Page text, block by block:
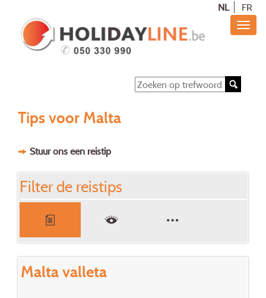
NL FR
Tips voor Malta
Stuur ons een reistip
Filter de reistips
Malta valleta